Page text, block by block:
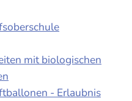
mit biologischen
- Erlaubnis